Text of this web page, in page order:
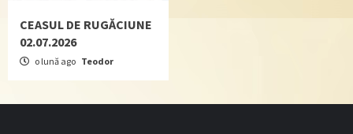
CEASUL DE RUGĂCIUNE
02.07.2026
o lună ago Teodor